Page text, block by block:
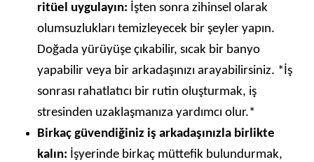
ritüel uygulayın: İşten sonra zihinsel olarak
olumsuzlukları temizleyecek bir şeyler yapın.
Doğada yürüyüşe çıkabilir, sıcak bir banyo
yapabilir veya bir arkadaşınızı arayabilirsiniz. *İş
sonrası rahatlatıcı bir rutin oluşturmak, iş
stresinden uzaklaşmanıza yardımcı olur.*
Birkaç güvendiğiniz iş arkadaşınızla birlikte
kalın: İşyerinde birkaç müttefik bulundurmak,